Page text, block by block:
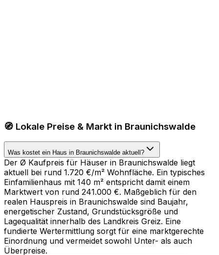
🧭 Lokale Preise & Markt in Braunichswalde
Was kostet ein Haus in Braunichswalde aktuell?
Der Ø Kaufpreis für Häuser in Braunichswalde liegt
aktuell bei rund 1.720 €/m² Wohnfläche. Ein typisches
Einfamilienhaus mit 140 m² entspricht damit einem
Marktwert von rund 241.000 €. Maßgeblich für den
realen Hauspreis in Braunichswalde sind Baujahr,
energetischer Zustand, Grundstücksgröße und
Lagequalität innerhalb des Landkreis Greiz. Eine
fundierte Wertermittlung sorgt für eine marktgerechte
Einordnung und vermeidet sowohl Unter- als auch
Überpreise.